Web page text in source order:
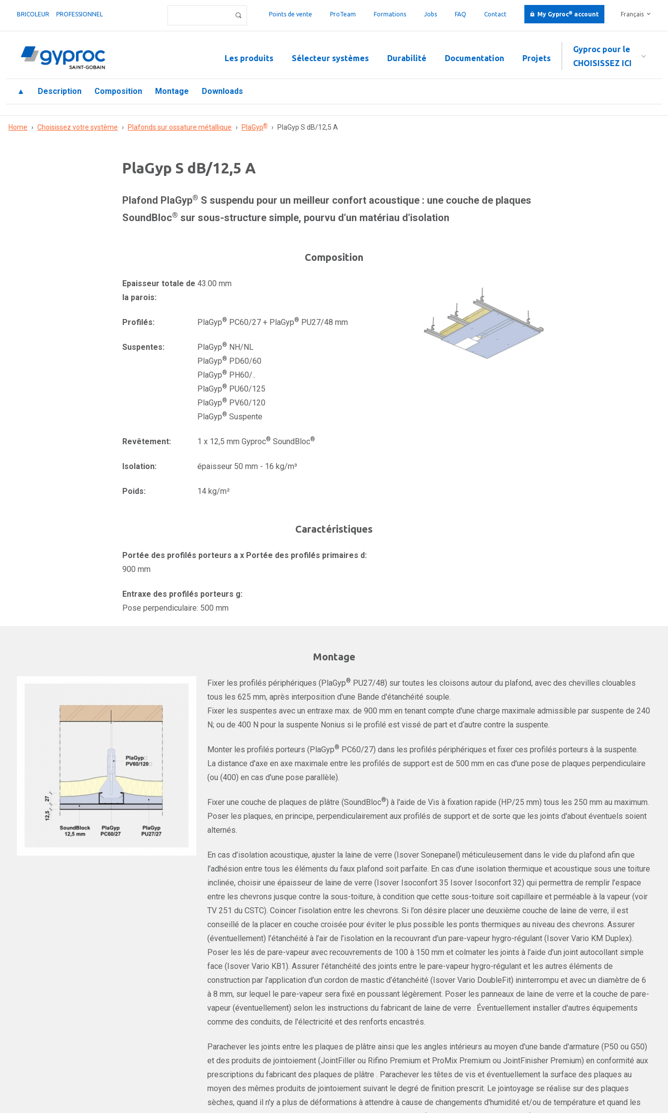
BRICOLEUR PROFESSIONNEL Français
Points de vente ProTeam Formations Jobs FAQ Contact My Gyproc® account
Gyproc pour le
CHOISISSEZ ICI
Les produits Sélecteur systèmes Durabilité Documentation Projets
▲ Description Composition Montage Downloads
Home › Choisissez votre système › Plafonds sur ossature métallique › PlaGyp® › PlaGyp S dB/12,5 A
PlaGyp S dB/12,5 A
Plafond PlaGyp® S suspendu pour un meilleur confort acoustique : une couche de plaques
SoundBloc® sur sous-structure simple, pourvu d'un matériau d'isolation
Composition
Epaisseur totale de
la parois:
43.00 mm
Profilés: PlaGyp® PC60/27 + PlaGyp® PU27/48 mm
Suspentes: PlaGyp® NH/NL
PlaGyp® PD60/60
PlaGyp® PH60/..
PlaGyp® PU60/125
PlaGyp® PV60/120
PlaGyp® Suspente
Revêtement: 1 x 12,5 mm Gyproc® SoundBloc®
Isolation: épaisseur 50 mm - 16 kg/m³
Poids: 14 kg/m²
Caractéristiques
Portée des profilés porteurs a x Portée des profilés primaires d:
900 mm
Entraxe des profilés porteurs g:
Pose perpendiculaire: 500 mm
Montage
Fixer les profilés périphériques (PlaGyp® PU27/48) sur toutes les cloisons autour du plafond, avec des chevilles clouables
tous les 625 mm, après interposition d'une Bande d'étanchéité souple.
Fixer les suspentes avec un entraxe max. de 900 mm en tenant compte d'une charge maximale admissible par suspente de 240
N; ou de 400 N pour la suspente Nonius si le profilé est vissé de part et d‘autre contre la suspente.
Monter les profilés porteurs (PlaGyp® PC60/27) dans les profilés périphériques et fixer ces profilés porteurs à la suspente.
La distance d'axe en axe maximale entre les profilés de support est de 500 mm en cas d'une pose de plaques perpendiculaire
(ou (400) en cas d'une pose parallèle).
Fixer une couche de plaques de plâtre (SoundBloc®) à l'aide de Vis à fixation rapide (HP/25 mm) tous les 250 mm au maximum.
Poser les plaques, en principe, perpendiculairement aux profilés de support et de sorte que les joints d'about éventuels soient
alternés.
En cas d’isolation acoustique, ajuster la laine de verre (Isover Sonepanel) méticuleusement dans le vide du plafond afin que
l’adhésion entre tous les éléments du faux plafond soit parfaite. En cas d’une isolation thermique et acoustique sous une toiture
inclinée, choisir une épaisseur de laine de verre (Isover Isoconfort 35 Isover Isoconfort 32) qui permettra de remplir l’espace
entre les chevrons jusque contre la sous-toiture, à condition que cette sous-toiture soit capillaire et perméable à la vapeur (voir
TV 251 du CSTC). Coincer l’isolation entre les chevrons. Si l’on désire placer une deuxième couche de laine de verre, il est
conseillé de la placer en couche croisée pour éviter le plus possible les ponts thermiques au niveau des chevrons. Assurer
(éventuellement) l’étanchéité à l’air de l’isolation en la recouvrant d’un pare-vapeur hygro-régulant (Isover Vario KM Duplex).
Poser les lés de pare-vapeur avec recouvrements de 100 à 150 mm et colmater les joints à l’aide d’un joint autocollant simple
face (Isover Vario KB1). Assurer l’étanchéité des joints entre le pare-vapeur hygro-régulant et les autres éléments de
construction par l’application d’un cordon de mastic d’étanchéité (Isover Vario DoubleFit) ininterrompu et avec un diamètre de 6
à 8 mm, sur lequel le pare-vapeur sera fixé en poussant légèrement. Poser les panneaux de laine de verre et la couche de pare-
vapeur (éventuellement) selon les instructions du fabricant de laine de verre . Éventuellement installer d'autres équipements
comme des conduits, de l'électricité et des renforts encastrés.
Parachever les joints entre les plaques de plâtre ainsi que les angles intérieurs au moyen d'une bande d'armature (P50 ou G50)
et des produits de jointoiement (JointFiller ou Rifino Premium et ProMix Premium ou JointFinisher Premium) en conformité aux
prescriptions du fabricant des plaques de plâtre . Parachever les têtes de vis et éventuellement la surface des plaques au
moyen des mêmes produits de jointoiement suivant le degré de finition prescrit. Le jointoyage se réalise sur des plaques
sèches, quand il n'y a plus de déformations à attendre à cause de changements d'humidité et/ou de température et quand les